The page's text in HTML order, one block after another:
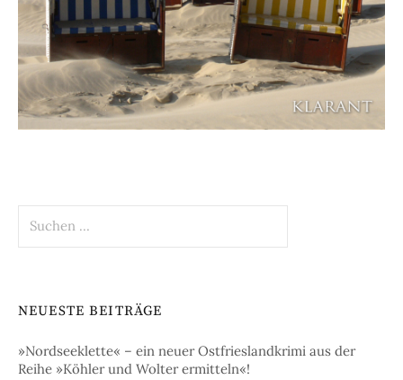
nach:
NEUESTE BEITRÄGE
»Nordseeklette« – ein neuer Ostfrieslandkrimi aus der
Reihe »Köhler und Wolter ermitteln«!